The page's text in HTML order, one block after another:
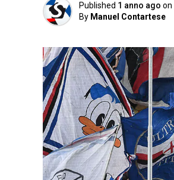
Published 1 anno ago on
By Manuel Contartese